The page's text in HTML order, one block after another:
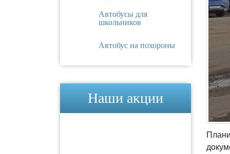
Автобусы для
школьников
Автобус на похороны
Наши акции